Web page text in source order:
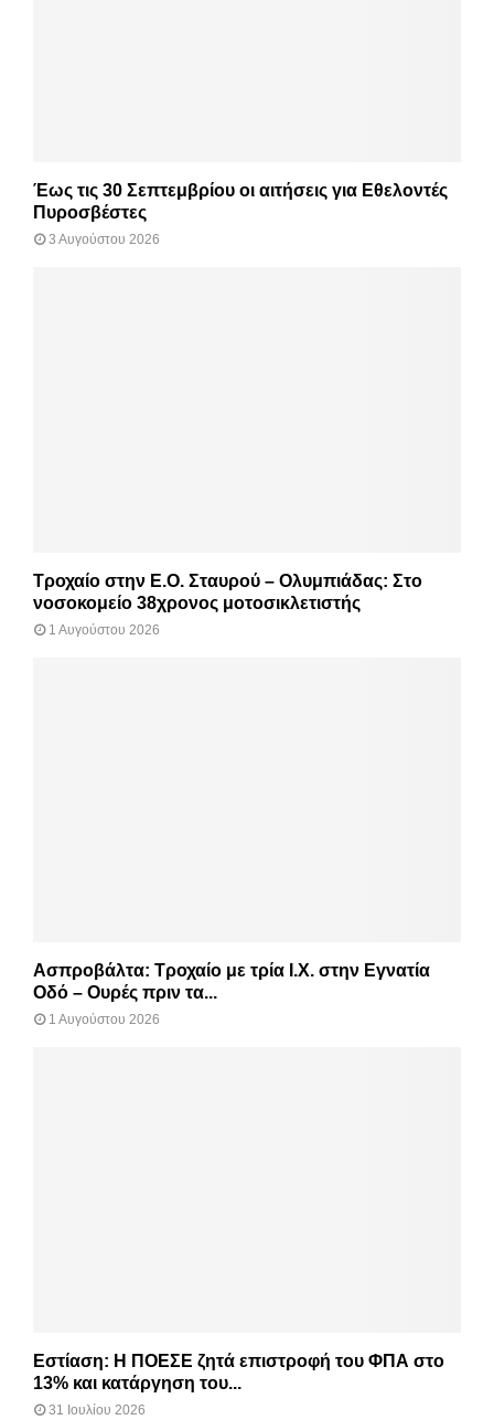
Έως τις 30 Σεπτεμβρίου οι αιτήσεις για Εθελοντές
Πυροσβέστες
3 Αυγούστου 2026
Τροχαίο στην Ε.Ο. Σταυρού – Ολυμπιάδας: Στο
νοσοκομείο 38χρονος μοτοσικλετιστής
1 Αυγούστου 2026
Ασπροβάλτα: Τροχαίο με τρία Ι.Χ. στην Εγνατία
Οδό – Ουρές πριν τα...
1 Αυγούστου 2026
Εστίαση: Η ΠΟΕΣΕ ζητά επιστροφή του ΦΠΑ στο
13% και κατάργηση του...
31 Ιουλίου 2026